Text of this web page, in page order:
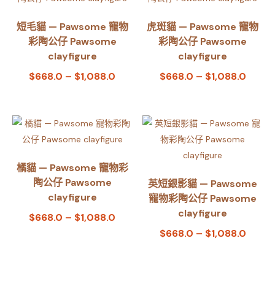
短毛貓 — Pawsome 寵物
彩陶公仔 Pawsome
clayfigure
$668.0 – $1,088.0
虎斑貓 — Pawsome 寵物
彩陶公仔 Pawsome
clayfigure
$668.0 – $1,088.0
橘貓 — Pawsome 寵物彩
陶公仔 Pawsome
clayfigure
$668.0 – $1,088.0
英短銀影貓 — Pawsome
寵物彩陶公仔 Pawsome
clayfigure
$668.0 – $1,088.0